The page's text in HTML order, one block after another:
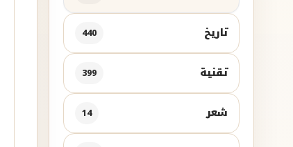
تاريخ 440
تقنية 399
شعر 14